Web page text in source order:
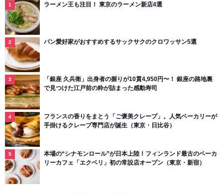
ラーメン王も注目！ 東京のラーメン新店4選
パン愛好家がおすすめするサックサクのクロワッサン5選
「銀座 久兵衛」出身者の握りが10貫4,950円〜！ 銀座の路地裏
で見つけた江戸前の粋が詰まった感動寿司
フランスの香りをまとう「ご褒美クレープ」。人気ベーカリーが
手掛けるクレープ専門店が誕生（東京・日比谷）
本場の“シナモンロール”が日本上陸！フィンランド最古のベーカ
リーカフェ「エクベリ」初の常設店オープン（東京・新宿）